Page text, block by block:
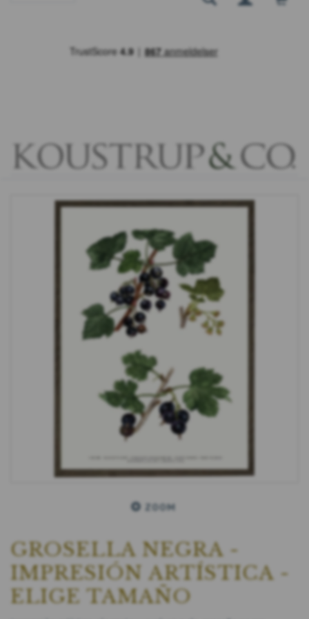
ZOOM
GROSELLA NEGRA -
IMPRESIÓN ARTÍSTICA -
ELIGE TAMAÑO